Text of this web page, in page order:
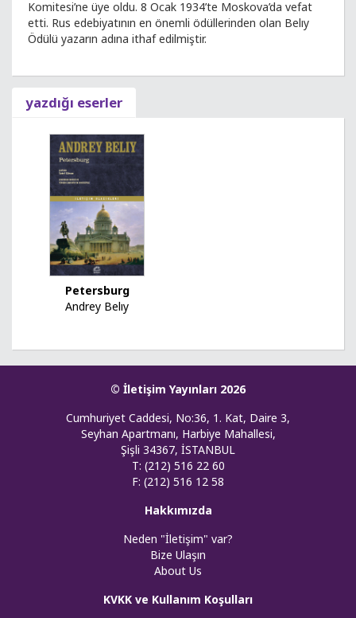
Komitesi’ne üye oldu. 8 Ocak 1934’te Moskova’da vefat
etti. Rus edebiyatının en önemli ödüllerinden olan Belıy
Ödülü yazarın adına ithaf edilmiştir.
yazdığı eserler
Petersburg
Andrey Belıy
© İletişim Yayınları 2026
Cumhuriyet Caddesi, No:36, 1. Kat, Daire 3,
Seyhan Apartmanı, Harbiye Mahallesi,
Şişli 34367, İSTANBUL
T: (212) 516 22 60
F: (212) 516 12 58
Hakkımızda
Neden "İletişim" var?
Bize Ulaşın
About Us
KVKK ve Kullanım Koşulları